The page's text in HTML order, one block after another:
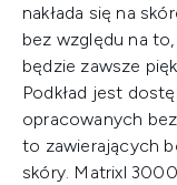
nakłada się na
bez względu na
będzie zawsze
Podkład jest
opracowanych
to zawierających
skóry. Matrixl